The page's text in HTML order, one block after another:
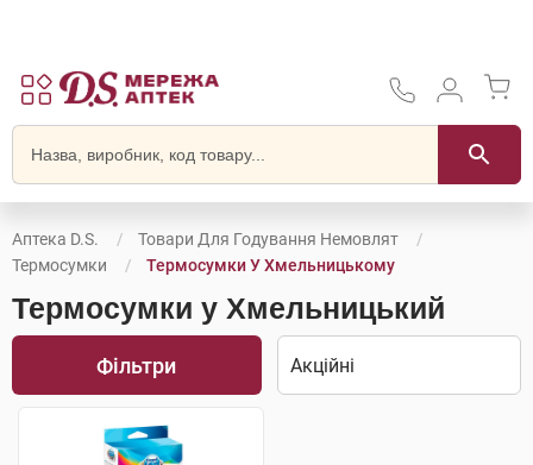
Аптека D.S.
Товари Для Годування Немовлят
Термосумки
Термосумки У Хмельницькому
Термосумки у Хмельницький
Фільтри